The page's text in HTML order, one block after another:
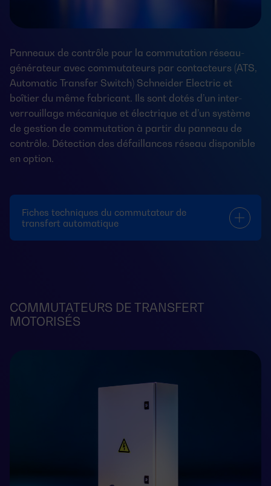
Panneaux de contrôle pour la commutation réseau-
générateur avec commutateurs par contacteurs (ATS,
Automatic Transfer Switch) Schneider Electric et
boîtier du même fabricant. Ils sont dotés d’un inter-
verrouillage mécanique et électrique et d’un système
de gestion de commutation à partir du panneau de
contrôle. Détection des défaillances réseau disponible
en option.
Fiches techniques du commutateur de
transfert automatique
COMMUTATEURS DE TRANSFERT
MOTORISÉS